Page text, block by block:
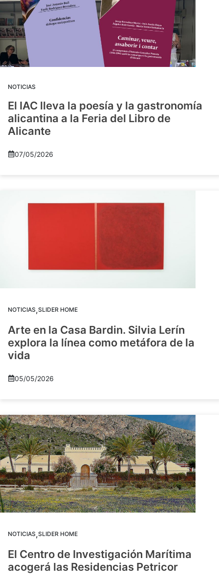
NOTICIAS
El IAC lleva la poesía y la gastronomía
alicantina a la Feria del Libro de
Alicante
07/05/2026
NOTICIAS,SLIDER HOME
Arte en la Casa Bardin. Silvia Lerín
explora la línea como metáfora de la
vida
05/05/2026
NOTICIAS,SLIDER HOME
El Centro de Investigación Marítima
acogerá las Residencias Petricor